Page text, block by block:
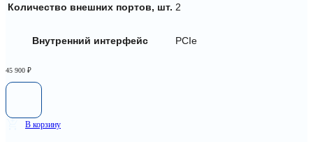
Количество внешних портов, шт. 2
Внутренний интерфейс PCIe
45 900 ₽
В корзину